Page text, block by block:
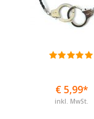
€ 5,99*
inkl. MwSt.